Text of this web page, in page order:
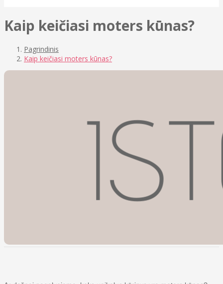
Kaip keičiasi moters kūnas?
Pagrindinis
Kaip keičiasi moters kūnas?